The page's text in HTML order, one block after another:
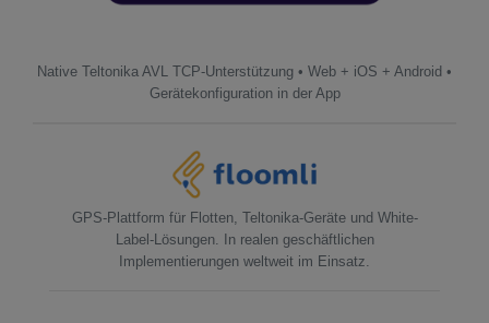
Native Teltonika AVL TCP-Unterstützung • Web + iOS + Android •
Gerätekonfiguration in der App
GPS-Plattform für Flotten, Teltonika-Geräte und White-
Label-Lösungen. In realen geschäftlichen
Implementierungen weltweit im Einsatz.